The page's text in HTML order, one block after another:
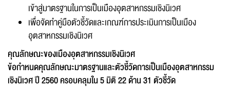
เข้าสู่มาตรฐานในการเป็นเมืองอุตสาหกรรมเชิงนิเวศ
เพื่อจัดทำคู่มือตัวชี้วัดและเกณฑ์การประเมินการเป็นเมือง
อุตสาหกรรมเชิงนิเวศ
คุณลักษณะของเมืองอุตสาหกรรมเชิงนิเวศ
ข้อกำหนดคุณลักษณะมาตรฐานและตัวชี้วัดการเป็นเมืองอุตสาหกรรม
เชิงนิเวศ ปี 2560 ครอบคลุมใน 5 มิติ 22 ด้าน 31 ตัวชี้วัด